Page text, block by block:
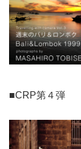
■CRP第４弾